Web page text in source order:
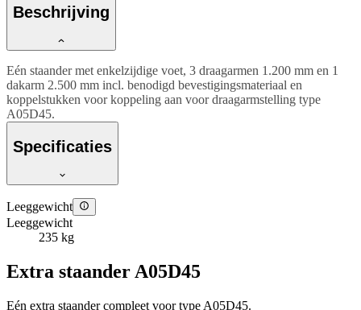
Beschrijving
Eén staander met enkelzijdige voet, 3 draagarmen 1.200 mm en 1
dakarm 2.500 mm incl. benodigd bevestigingsmateriaal en
koppelstukken voor koppeling aan voor draagarmstelling type
A05D45.
Specificaties
Leeggewicht
Leeggewicht
235 kg
Extra staander A05D45
Eén extra staander compleet voor type A05D45.